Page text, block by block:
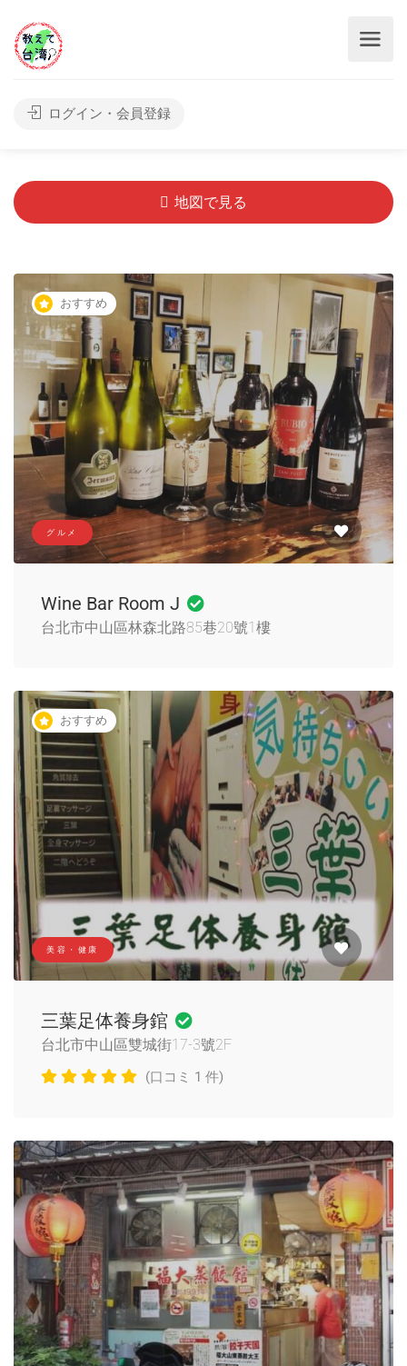
ログイン・会員登録
地図で見る
おすすめ
グルメ
Wine Bar Room J
台北市中山區林森北路85巷20號1樓
おすすめ
美容・健康
三葉足体養身錧
台北市中山區雙城街17-3號2F
(口コミ 1 件)